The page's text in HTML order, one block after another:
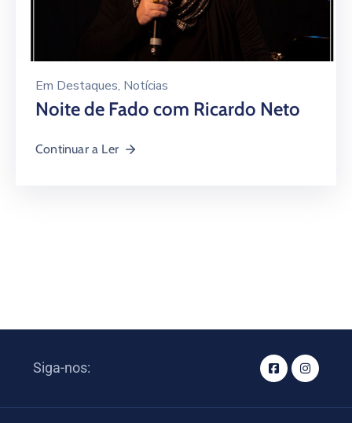
Em Destaques‚ Notícias
Noite de Fado com Ricardo Neto
Continuar a Ler
Siga-nos: